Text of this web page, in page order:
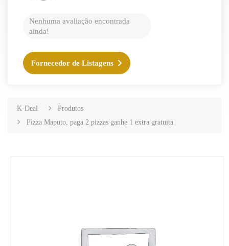
Nenhuma avaliação encontrada
ainda!
Fornecedor de Listagens
K-Deal
Produtos
Pizza Maputo, paga 2 pizzas ganhe 1 extra gratuita